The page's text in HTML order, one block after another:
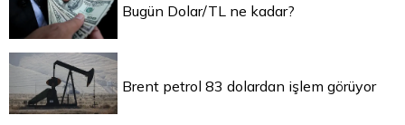
Bugün Dolar/TL ne kadar?
Brent petrol 83 dolardan işlem görüyor